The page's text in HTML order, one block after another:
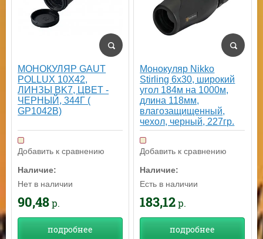
МОНОКУЛЯР GAUT
POLLUX 10X42,
ЛИНЗЫ BK7, ЦВЕТ -
ЧЕРНЫЙ, 344Г (
GP1042B)
Добавить к сравнению
Наличие:
Нет в наличии
90,48р.
подробнее
Монокуляр Nikko
Stirling 6х30, широкий
угол 184м на 1000м,
длина 118мм,
влагозащищенный,
чехол, черный, 227гр.
Добавить к сравнению
Наличие:
Есть в наличии
183,12 р.
подробнее